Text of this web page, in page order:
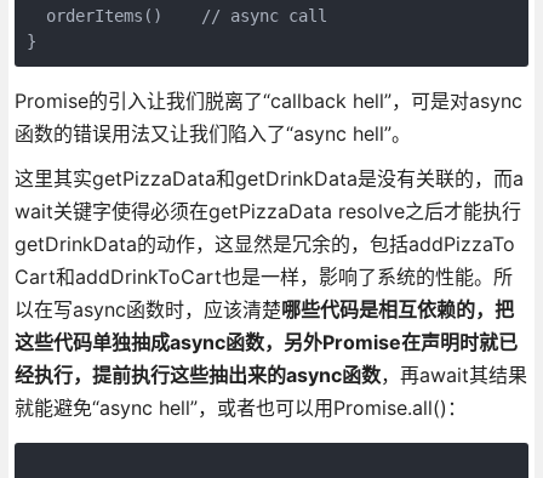
  orderItems()    // async call
}
Promise的引入让我们脱离了“callback hell”，可是对async
函数的错误用法又让我们陷入了“async hell”。
这里其实getPizzaData和getDrinkData是没有关联的，而a
wait关键字使得必须在getPizzaData resolve之后才能执行
getDrinkData的动作，这显然是冗余的，包括addPizzaTo
Cart和addDrinkToCart也是一样，影响了系统的性能。所
以在写async函数时，应该清楚哪些代码是相互依赖的，把
这些代码单独抽成async函数，另外Promise在声明时就已
经执行，提前执行这些抽出来的async函数，再await其结果
就能避免“async hell”，或者也可以用Promise.all()：